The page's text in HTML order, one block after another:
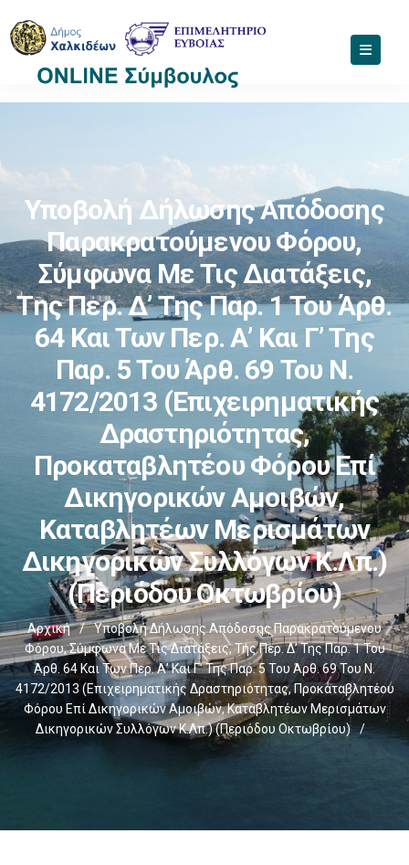
Υποβολή Δήλωσης Απόδοσης
Παρακρατούμενου Φόρου,
Σύμφωνα Με Τις Διατάξεις,
Της Περ. Δ’ Της Παρ. 1 Του Άρθ.
64 Και Των Περ. Α’ Και Γ’ Της
Παρ. 5 Του Άρθ. 69 Του Ν.
4172/2013 (επιχειρηματικής
Δραστηριότητας,
Προκαταβλητέου Φόρου Επί
Δικηγορικών Αμοιβών,
Καταβλητέων Μερισμάτων
Δικηγορικών Συλλόγων Κ.λπ.)
(περιόδου Οκτωβρίου)
Αρχική /
Υποβολή Δήλωσης Απόδοσης Παρακρατούμενου
Φόρου, Σύμφωνα Με Τις Διατάξεις, Της Περ. Δ’ Της Παρ. 1 Του
Άρθ. 64 Και Των Περ. Α’ Και Γ’ Της Παρ. 5 Του Άρθ. 69 Του Ν.
4172/2013 (επιχειρηματικής Δραστηριότητας, Προκαταβλητέου
Φόρου Επί Δικηγορικών Αμοιβών, Καταβλητέων Μερισμάτων
Δικηγορικών Συλλόγων Κ.λπ.) (περιόδου Οκτωβρίου)
/